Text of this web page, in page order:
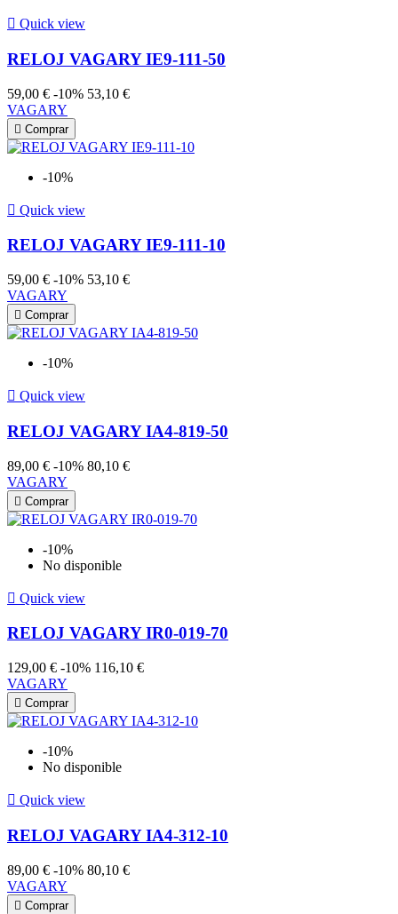
 Quick view
RELOJ VAGARY IE9-111-50
59,00 € -10% 53,10 €
VAGARY
 Comprar
-10%
 Quick view
RELOJ VAGARY IE9-111-10
59,00 € -10% 53,10 €
VAGARY
 Comprar
-10%
 Quick view
RELOJ VAGARY IA4-819-50
89,00 € -10% 80,10 €
VAGARY
 Comprar
-10%
No disponible
 Quick view
RELOJ VAGARY IR0-019-70
129,00 € -10% 116,10 €
VAGARY
 Comprar
-10%
No disponible
 Quick view
RELOJ VAGARY IA4-312-10
89,00 € -10% 80,10 €
VAGARY
 Comprar